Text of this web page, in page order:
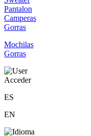
Pantalon
Camperas
Gorras
Mochilas
Gorras
Acceder
ES
EN